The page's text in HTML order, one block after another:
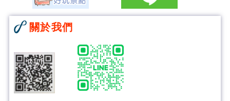
關於我們